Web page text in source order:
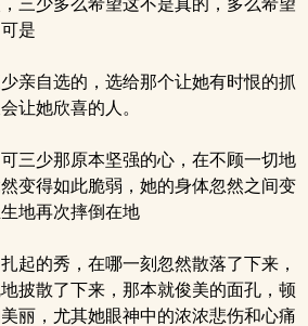
三少多么希望这不是真的，多么希望
是
亲自选的，选给那个让她有时恨的抓
让她欣喜的人。
三少那原本坚强的心，在不顾一切地
变得如此脆弱，她的身体忽然之间变
地再次摔倒在地
起的秀，在哪一刻忽然散落了下来，
披散了下来，那本就俊美的面孔，顿
丽，尤其她眼神中的浓浓悲伤和心痛